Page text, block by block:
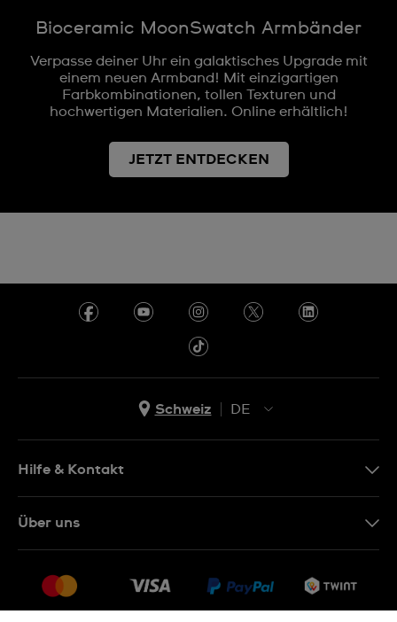
Bioceramic MoonSwatch Armbänder
Verpasse deiner Uhr ein galaktisches Upgrade mit
einem neuen Armband! Mit einzigartigen
Farbkombinationen, tollen Texturen und
hochwertigen Materialien. Online erhältlich!
JETZT ENTDECKEN
Schweiz
DE
IT
Hilfe & Kontakt
Rückgaberecht
Über uns
Jobs